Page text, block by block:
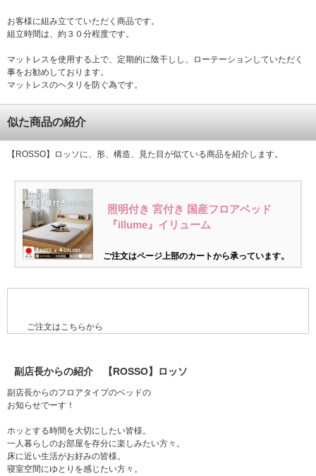
お客様に組み立てていただく商品です。
組立時間は、約３０分程度です。
マットレスを使用する上で、定期的に陰干しし、ローテーションしていただく
事をお勧めしております。
マットレスのヘタリを防ぐ為です。
似た商品の紹介
【ROSSO】ロッソに、形、構造、見た目が似ている商品を紹介します。
照明付き 宮付き 国産フロアベッド
『illume』イリューム
ご注文はこちらから
副店長からの紹介 【ROSSO】ロッソ
副店長からのフロアタイプのベッドの
お知らせでーす！
ホッとする時間を大切にしたい皆様。
一人暮らしのお部屋を存分に楽しみたい方々。
床に近い生活がお好みの皆様。
寝室空間にゆとりを感じたい方々。